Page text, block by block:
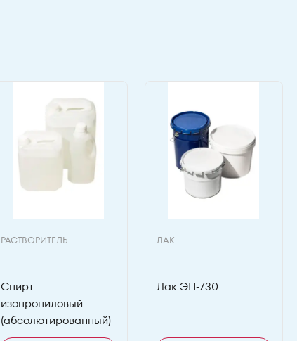
РАСТВОРИТЕЛЬ
Спирт
изопропиловый
(абсолютированный)
ЛАК
Лак ЭП-730